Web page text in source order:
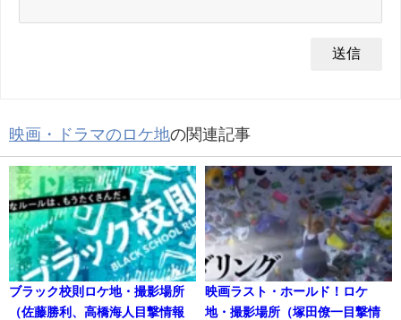
映画・ドラマのロケ地の関連記事
ブラック校則ロケ地・撮影場所
（佐藤勝利、高橋海人目撃情報
映画ラスト・ホールド！ロケ
地・撮影場所（塚田僚一目撃情